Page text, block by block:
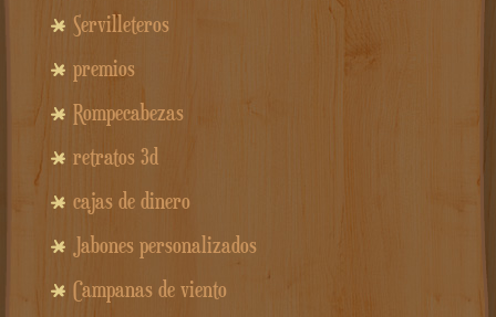
Servilleteros
premios
Rompecabezas
retratos 3d
cajas de dinero
Jabones personalizados
Campanas de viento